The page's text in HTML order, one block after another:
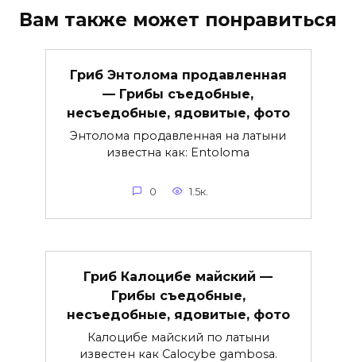
Вам также может понравиться
Гриб Энтолома продавленная
— Грибы съедобные,
несъедобные, ядовитые, фото
Энтолома продавленная на латыни
известна как: Entoloma
0 1.5к.
Гриб Калоцибе майский —
Грибы съедобные,
несъедобные, ядовитые, фото
Калоцибе майский по латыни
известен как Calocybe gambosa.